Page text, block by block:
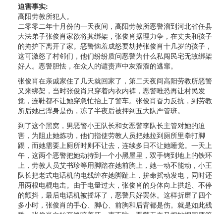
迫害事实:
高阳劳教所犯人。
二零零二年十月份的一天夜间，高阳劳教所恶警溜到河北省任县
大法弟子张俊肖家欲将其绑架，张俊肖据理力争，在丈夫和孩子
的掩护下离开了家。恶警恼羞成怒要劫持张俊肖十几岁的孩子，
这可激怒了村邻们，他们纷纷质问恶警为什么私闯民宅无故绑架
好人。恶警胆怯，在众人的谴责声中灰溜溜的逃窜。
张俊肖在亲戚家住了几天就回家了，第二天夜间高阳劳教所恶警
又来绑架，当时张俊肖只穿着内衣内裤，恶警唯恐再让村民发
觉，连鞋都不让她穿急忙抬上了警车。张俊肖奋力反抗，到劳教
所后她已浑身是伤，冻了半夜后被押到五大队严管班。
到了这个黑窝，男恶警小王队长和女恶警李队长主管对她的迫
害，为阻止她炼功，他们指使劳教人员把她拉到厕所里拳打脚
踢，而她需要上厕所时则不让去，连续多日不让她睡觉。一天上
午，这两个恶警把她劫持到一个小黑屋里，双手铐到地上的铁环
上，劳教人员艾书珍等用脚踏在她前胸上，她一动不能动，小王
队长把老式电话机的电线缠在她脚趾上，拚命摇动发电，同时还
用两根电棍电击。由于电量过大，张俊肖的身体向上拱起、不停
的颤抖，最后电话机被摇坏了，恶警只好罢休。这样折磨了四个
多小时，张俊肖的手心、脚心、前胸和后背都是伤。就是如此残